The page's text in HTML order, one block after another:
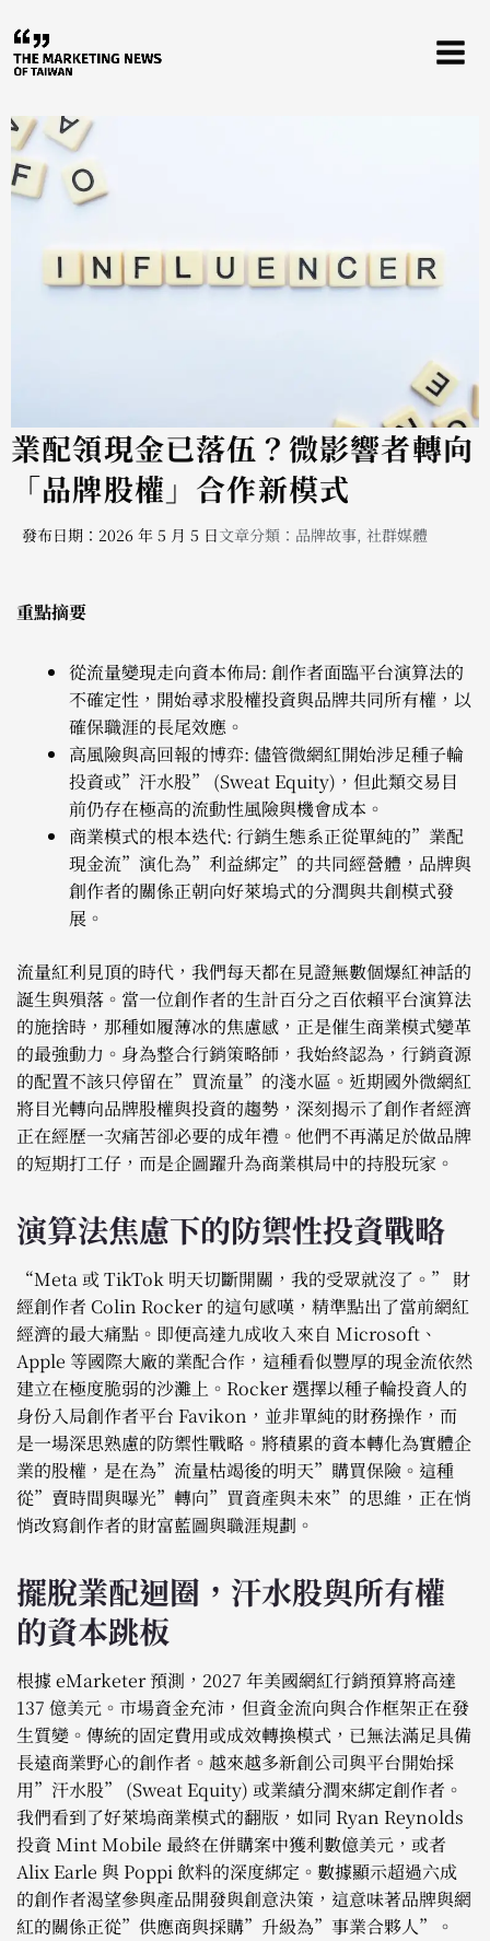
至
主
內
業配領現金已落伍？微影響者轉向
「品牌股權」合作新模式
發布日期：2026 年 5 月 5 日文章分類： 品牌故事, 社群媒體
重點摘要
從流量變現走向資本佈局: 創作者面臨平台演算法的
不確定性，開始尋求股權投資與品牌共同所有權，以
確保職涯的長尾效應。
高風險與高回報的博弈: 儘管微網紅開始涉足種子輪
投資或”汗水股” (Sweat Equity)，但此類交易目
前仍存在極高的流動性風險與機會成本。
商業模式的根本迭代: 行銷生態系正從單純的”業配
現金流”演化為”利益綁定”的共同經營體，品牌與
創作者的關係正朝向好萊塢式的分潤與共創模式發
展。
流量紅利見頂的時代，我們每天都在見證無數個爆紅神話的
誕生與殞落。當一位創作者的生計百分之百依賴平台演算法
的施捨時，那種如履薄冰的焦慮感，正是催生商業模式變革
的最強動力。身為整合行銷策略師，我始終認為，行銷資源
的配置不該只停留在”買流量”的淺水區。近期國外微網紅
將目光轉向品牌股權與投資的趨勢，深刻揭示了創作者經濟
正在經歷一次痛苦卻必要的成年禮。他們不再滿足於做品牌
的短期打工仔，而是企圖躍升為商業棋局中的持股玩家。
演算法焦慮下的防禦性投資戰略
“Meta 或 TikTok 明天切斷開關，我的受眾就沒了。” 財
經創作者 Colin Rocker 的這句感嘆，精準點出了當前網紅
經濟的最大痛點。即便高達九成收入來自 Microsoft、
Apple 等國際大廠的業配合作，這種看似豐厚的現金流依然
建立在極度脆弱的沙灘上。Rocker 選擇以種子輪投資人的
身份入局創作者平台 Favikon，並非單純的財務操作，而
是一場深思熟慮的防禦性戰略。將積累的資本轉化為實體企
業的股權，是在為”流量枯竭後的明天”購買保險。這種
從”賣時間與曝光”轉向”買資產與未來”的思維，正在悄
悄改寫創作者的財富藍圖與職涯規劃。
擺脫業配迴圈，汗水股與所有權
的資本跳板
根據 eMarketer 預測，2027 年美國網紅行銷預算將高達
137 億美元。市場資金充沛，但資金流向與合作框架正在發
生質變。傳統的固定費用或成效轉換模式，已無法滿足具備
長遠商業野心的創作者。越來越多新創公司與平台開始採
用”汗水股” (Sweat Equity) 或業績分潤來綁定創作者。
我們看到了好萊塢商業模式的翻版，如同 Ryan Reynolds
投資 Mint Mobile 最終在併購案中獲利數億美元，或者
Alix Earle 與 Poppi 飲料的深度綁定。數據顯示超過六成
的創作者渴望參與產品開發與創意決策，這意味著品牌與網
紅的關係正從”供應商與採購”升級為”事業合夥人”。